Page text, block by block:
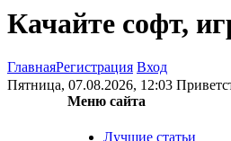
Качайте софт,
ГлавнаяРегистрация Вход
Пятница, 07.08.2026, 12:03
Меню сайта
Лучшие статьи